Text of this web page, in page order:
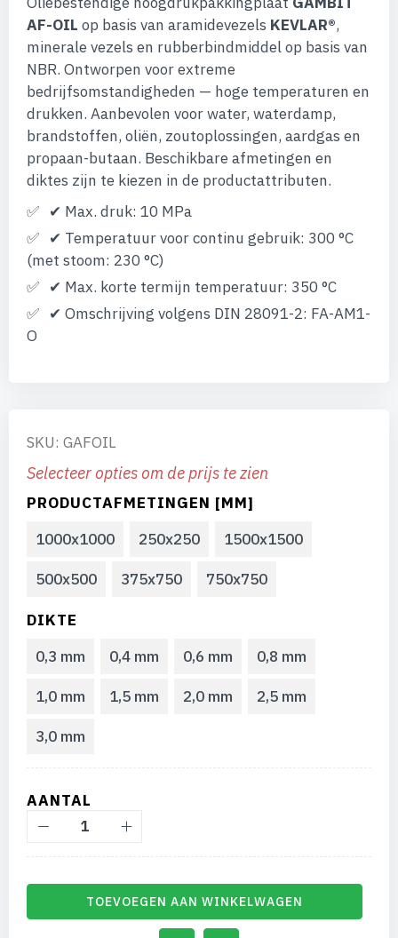
afbeeldingen-
gallerij
AF-OIL op basis van aramidevezels KEVLAR®,
minerale vezels en rubberbindmiddel op basis van
NBR. Ontworpen voor extreme
bedrijfsomstandigheden — hoge temperaturen en
drukken. Aanbevolen voor water, waterdamp,
brandstoffen, oliën, zoutoplossingen, aardgas en
propaan-butaan. Beschikbare afmetingen en
diktes zijn te kiezen in de productattributen.
✔ Max. druk: 10 MPa
✔ Temperatuur voor continu gebruik: 300 °C
(met stoom: 230 °C)
✔ Max. korte termijn temperatuur: 350 °C
✔ Omschrijving volgens DIN 28091-2: FA-AM1-
O
SKU: GAFOIL
Selecteer opties om de prijs te zien
PRODUCTAFMETINGEN [MM]
1000x1000
250x250 1500x1500
500x500 375x750 750x750
DIKTE
0,3 mm
0,4 mm 0,6 mm 0,8 mm
1,0 mm 1,5 mm 2,0 mm 2,5 mm
3,0 mm
AANTAL
TOEVOEGEN AAN WINKELWAGEN